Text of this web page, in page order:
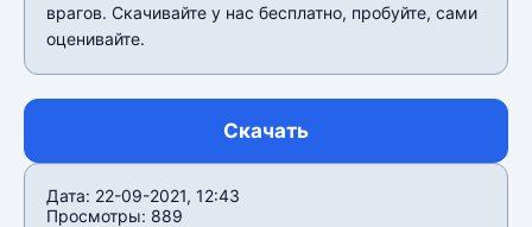
врагов. Скачивайте у нас бесплатно, пробуйте, сами
оценивайте.
Скачать
Дата: 22-09-2021, 12:43
Просмотры: 889